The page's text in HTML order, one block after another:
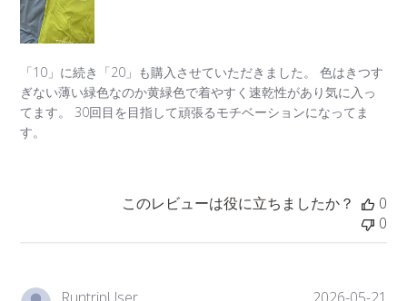
「10」に続き「20」も購入させていただきました。 色はきつす
ぎない薄い緑色なのか黄緑色で着やすく速乾性があり気に入っ
てます。 30回目を目指して頑張るモチベーションになってま
す。
このレビューは役に立ちましたか？
0
0